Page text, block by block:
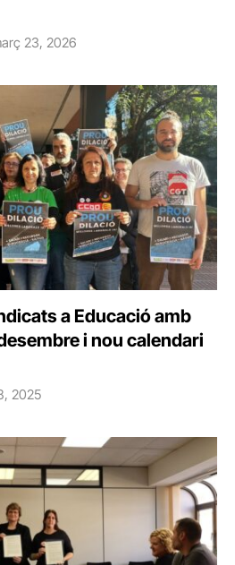
23, 2026
a Educació amb
i nou calendari
2025